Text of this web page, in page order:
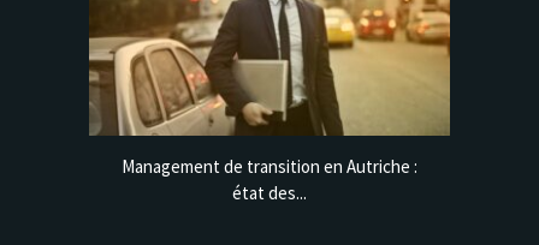
Management de transition en Autriche :
état des...